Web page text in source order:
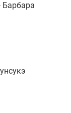
Барбара